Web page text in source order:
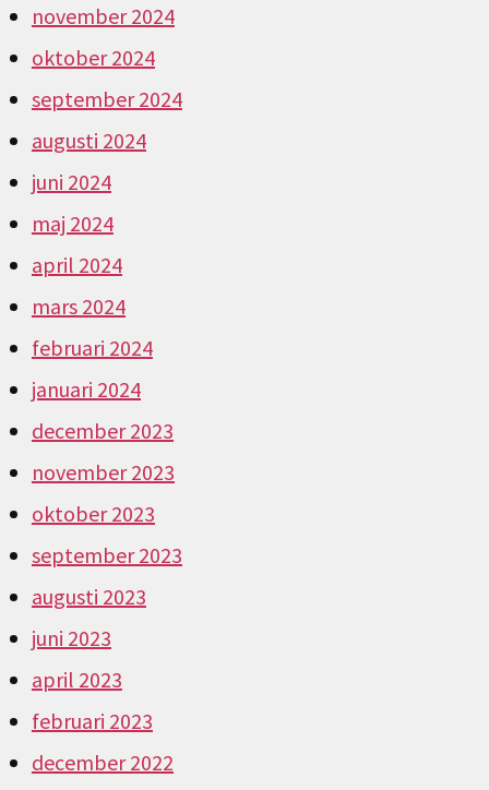
november 2024
oktober 2024
september 2024
augusti 2024
juni 2024
maj 2024
april 2024
mars 2024
februari 2024
januari 2024
december 2023
november 2023
oktober 2023
september 2023
augusti 2023
juni 2023
april 2023
februari 2023
december 2022